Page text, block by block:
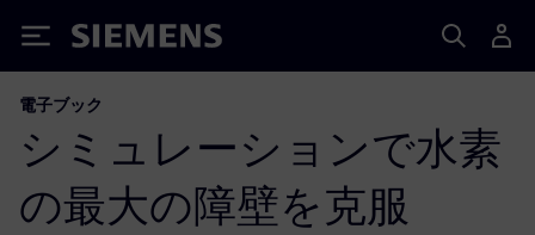
Siemens
電子ブック
シミュレーションで水素
の最大の障壁を克服